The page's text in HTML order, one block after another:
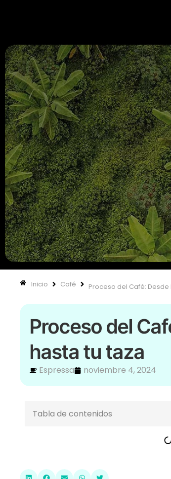
Inicio Café Proceso del Café:
Proceso del
hasta tu taza
Espressa noviembre 4, 2024
Tabla de contenidos